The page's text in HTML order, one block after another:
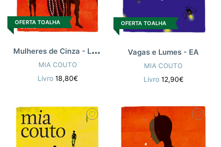
OFERTA TOALHA
M
ulheres de Cinza - Livro 1
MIA COUTO
Livro 18,80€
OFERTA TOALHA
Vagas e Lumes - EA
MIA COUTO
Livro 12,90€